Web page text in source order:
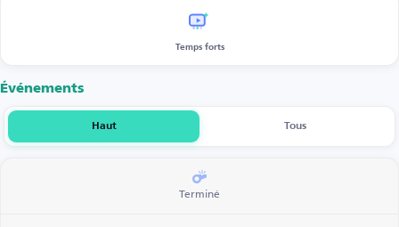
Temps forts
Événements
Haut Tous
Terminé